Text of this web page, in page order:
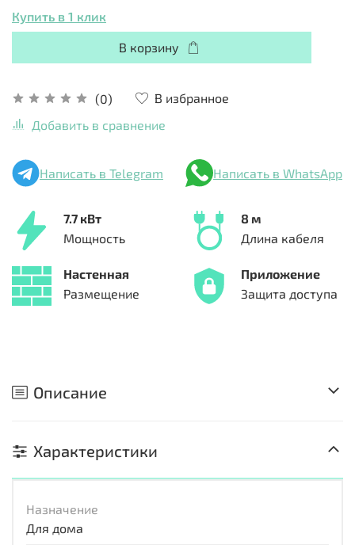
(0)
В избранное
Добавить в сравнение
Купить в 1 клик
В корзину
Настенная
Размещение
7.7 кВт
Мощность
8 м
Длина кабеля
Приложение
Защита доступа
Написать в Telegram Написать в WhatsApp
Описание
Характеристики
Назначение
Для дома